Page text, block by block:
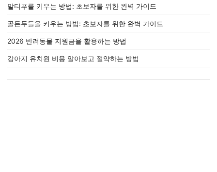
말티푸를 키우는 방법: 초보자를 위한 완벽 가이드
골든두들을 키우는 방법: 초보자를 위한 완벽 가이드
2026 반려동물 지원금을 활용하는 방법
강아지 유치원 비용 알아보고 절약하는 방법